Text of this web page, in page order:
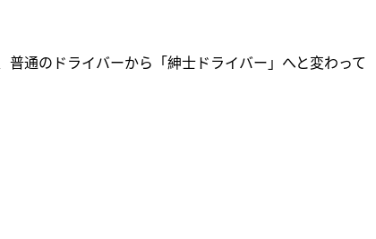
通のドライバーから「紳士ドライバー」へと変わって